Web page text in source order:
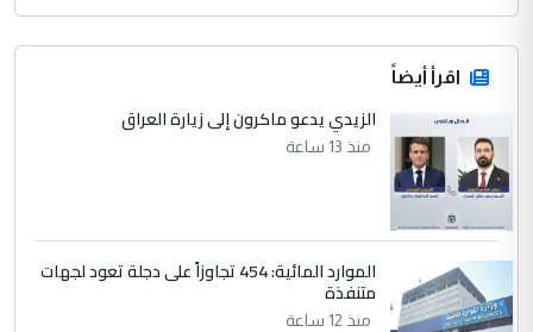
اقرأ أيضاً
الزيدي يدعو ماكرون إلى زيارة العراق
منذ 13 ساعة
الموارد المائية: 454 تجاوزاً على دجلة تعود لجهات
متنفذة
منذ 12 ساعة